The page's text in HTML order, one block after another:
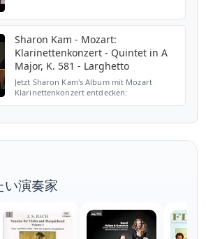
Sharon Kam - Mozart:
Klarinettenkonzert - Quintet in A
Major, K. 581 - Larghetto
Jetzt Sharon Kam's Album mit Mozart
Klarinettenkonzert entdecken:
Klarinettistinnen-Himmel" (Fo...
い演奏家